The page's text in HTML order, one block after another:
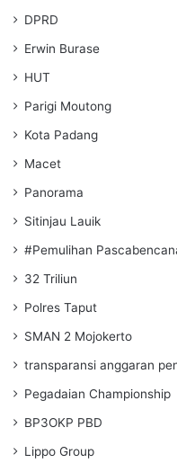
DPRD
Erwin Burase
HUT
Parigi Moutong
Kota Padang
Macet
Panorama
Sitinjau Lauik
#Pemulihan
32 Triliun
Polres Taput
SMAN 2 Mojokerto
transparansi anggaran
Pegadaian Championship
BP3OKP PBD
Lippo Group